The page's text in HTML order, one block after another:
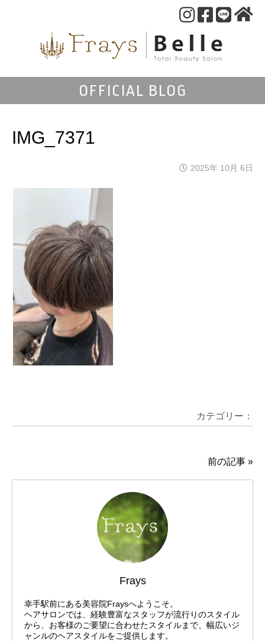
OFFICIAL BLOG
IMG_7371
2025年 10月 6日
カテゴリー：
前の記事 »
Frays
幸手駅前にある美容院Fraysへようこそ。
ヘアサロンでは、経験豊富なスタッフが流行りのスタイル
から、お客様のご要望に合わせたスタイルまで、幅広いジ
ャンルのヘアスタイルをご提供します。